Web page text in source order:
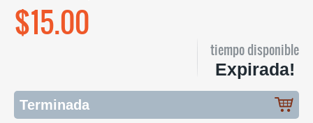
$15.00
tiempo disponible
Expirada!
Terminada